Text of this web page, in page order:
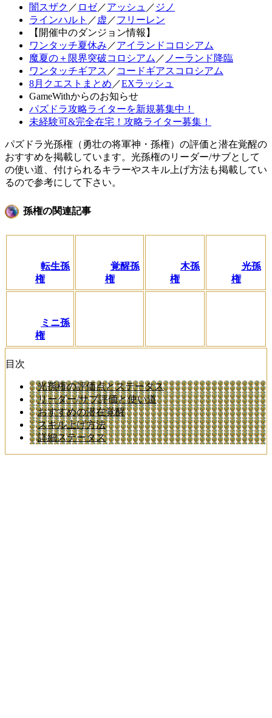
闇スザク ／ ロゼ／アッシュ ／ ジノ
ラインハルト ／ 虚 ／フリーレン
【開催中のダンジョン情報】
ワンタッチ夏休み ／アイランドコロシアム
魔夏の＋限界突破コロシアム ／ ノーランド降臨
ワンタッチギアス ／ コードギアスコロシアム
8月クエストまとめ ／EXラッシュ
GameWithからのお知らせ
パズドラ攻略ライターを新規募集中！
未経験可&完全在宅！攻略ライター募集！
パズドラ光孫権（勇壮の将軍神・孫権）の評価と潜在覚醒の
おすすめを掲載しています。光孫権のリーダー/サブとして
の使い道、付けられるキラーやスキル上げ方法も掲載してい
るので参考にして下さい。
孫権の関連記事
転生孫
権
覚醒孫
権
木孫
権
光孫
権
ミニ孫
権
目次
光孫権の評価点とステータス
リーダー/サブ評価と使い道
おすすめの潜在覚醒
スキル上げ方法
詳細ステータス